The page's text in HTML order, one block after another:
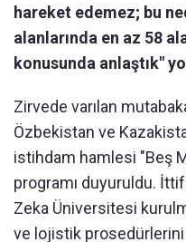
hareket edemez; bu
alanlarında en az 58
konusunda anlaştık"
Zirvede varılan
Özbekistan ve
istihdam hamlesi "Beş
programı duyuruldu.
Zeka Üniversitesi
ve lojistik